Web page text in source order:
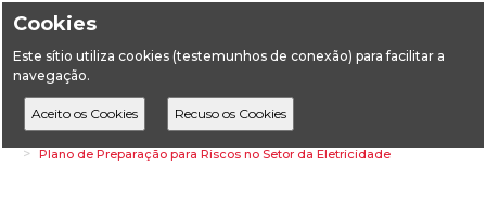
Cookies
Este sítio utiliza cookies (testemunhos de conexão) para facilitar a
navegação.
HomeDestaques
Energia
Plano de Preparação para Riscos no Setor da Eletricidade